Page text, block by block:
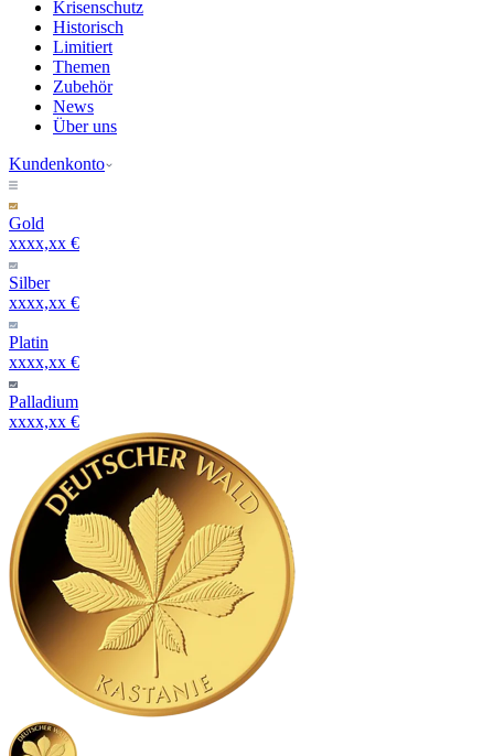
Krisenschutz
Historisch
Limitiert
Themen
Zubehör
News
Über uns
Kundenkonto
Gold
xxxx,xx €
Silber
xxxx,xx €
Platin
xxxx,xx €
Palladium
xxxx,xx €